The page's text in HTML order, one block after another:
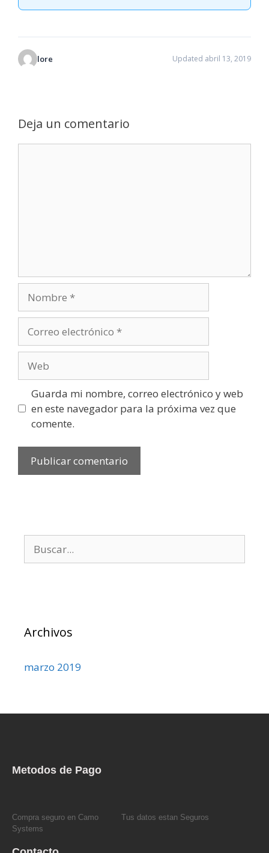
lore Updated abril 13, 2019
Deja un comentario
Guarda mi nombre, correo electrónico y web
en este navegador para la próxima vez que
comente.
Archivos
marzo 2019
Metodos de Pago
Compra seguro en Camo
Systems
Tus datos estan Seguros